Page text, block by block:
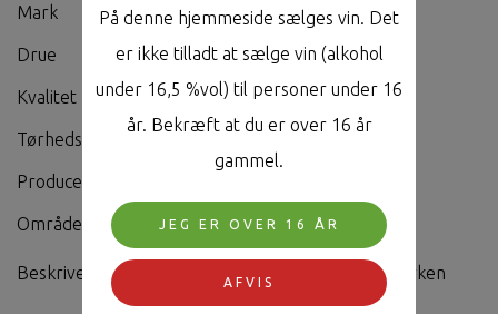
På denne hjemmeside sælges vin. Det
er ikke tilladt at sælge vin (alkohol
under 16,5 %vol) til personer under 16
år. Bekræft at du er over 16 år
gammel.
JEG ER OVER 16 ÅR
AFVIS
Mark Deutschherrenköpfchen
Drue Riesling
Kvalitet GG
Tørhedsgrad
Producent
Område Mosel
Beskrivelse
Großes Gewächs fra Trier topmarken
Deutschherrenköpfchen.